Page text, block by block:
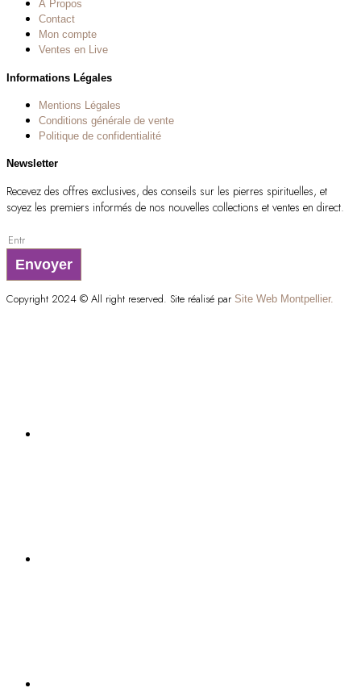
À Propos
Contact
Mon compte
Ventes en Live
Informations Légales
Mentions Légales
Conditions générale de vente
Politique de confidentialité
Newsletter
Recevez des offres exclusives, des conseils sur les pierres spirituelles, et
soyez les premiers informés de nos nouvelles collections et ventes en direct.
Envoyer
Copyright 2024 © All right reserved. Site réalisé par Site Web Montpellier.